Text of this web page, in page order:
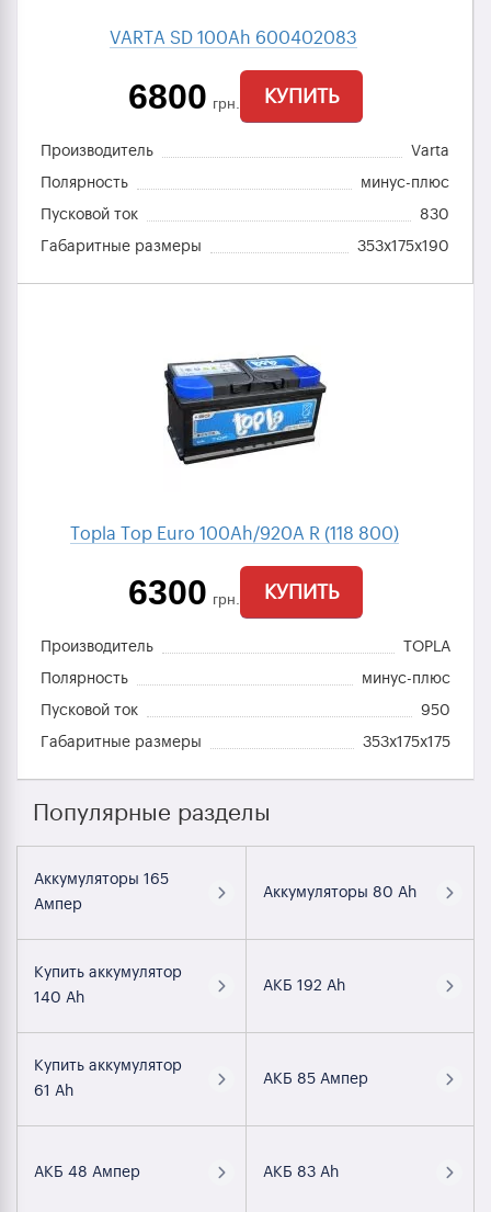
VARTA SD 100Ah 600402083
6800 грн. КУПИТЬ
Производитель Varta
Полярность минус-плюс
Пусковой ток 830
Габаритные размеры 353x175x190
Topla Top Euro 100Ah/920A R (118 800)
6300 грн. КУПИТЬ
Производитель TOPLA
Полярность минус-плюс
Пусковой ток 950
Габаритные размеры 353x175x175
Популярные разделы
Аккумуляторы 165
Ампер
Аккумуляторы 80 Ah
Купить аккумулятор
140 Ah
АКБ 192 Ah
Купить аккумулятор
61 Ah
АКБ 85 Ампер
АКБ 48 Ампер АКБ 83 Ah